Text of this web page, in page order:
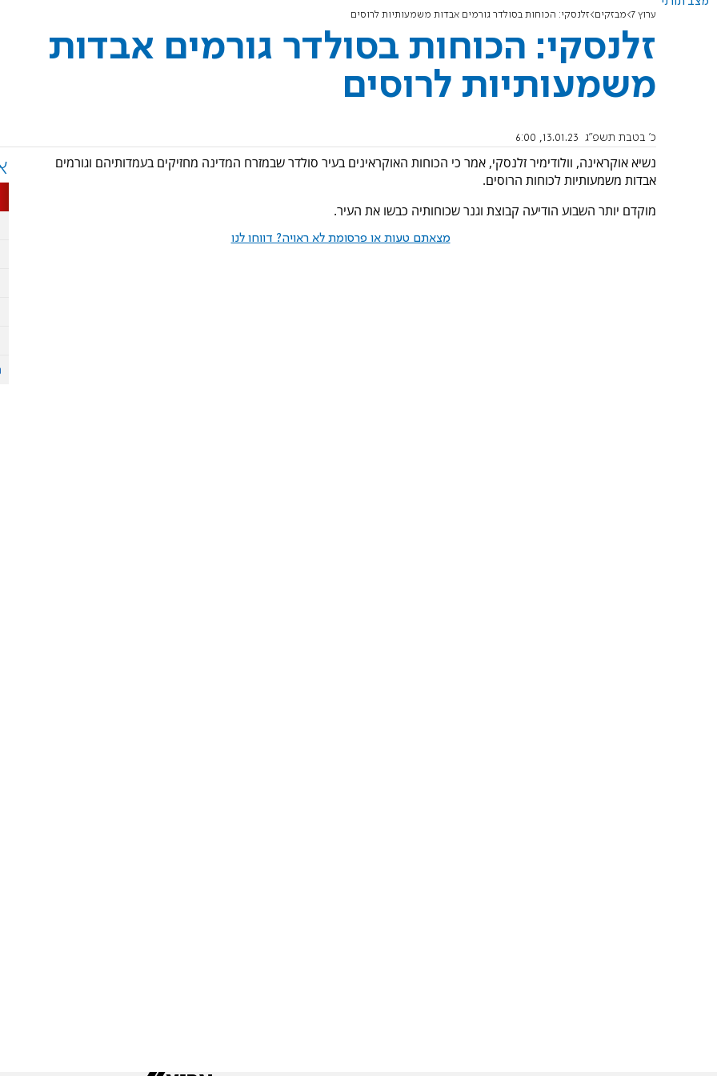
ערוץ 7 מבזקים זלנסקי: הכוחות בסולדר גורמים אבדות משמעותיות לרוסים
זלנסקי: הכוחות בסולדר גורמים אבדות
משמעותיות לרוסים
כ' בטבת תשפ"ג 13.01.23, 6:00
נשיא אוקראינה, וולודימיר זלנסקי, אמר כי הכוחות האוקראינים בעיר סולדר שבמזרח המדינה מחזיקים בעמדותיהם וגורמים
אבדות משמעותיות לכוחות הרוסים.
מוקדם יותר השבוע הודיעה קבוצת וגנר שכוחותיה כבשו את העיר.
מצאתם טעות או פרסומת לא ראויה? דווחו לנו